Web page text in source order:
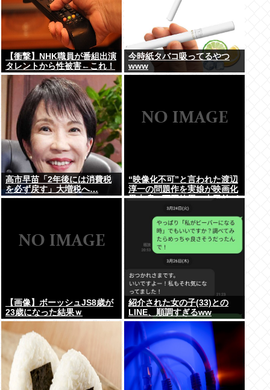
【衝撃】NHK職員が番組出演
タレントから性被害←これ！
今時紙タバコ吸ってるやつ
www
高市早苗「2年後には消費税
を必ず戻す」大増税へ…
“映像化不可”と言われた渡辺
淳一の問題作を実娘が映画化
黒木瞳、西岡徳馬、吉田羊が
【画像】ボーッシュJS8歳が
23歳になった結果ｗ
紹介された女の子(33)との
LINE、順調すぎるww